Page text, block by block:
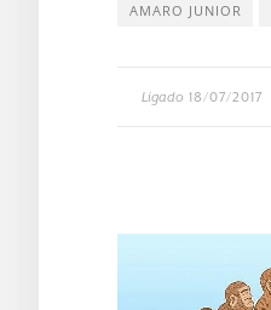
AMARO JUNIOR
Ligado 18/07/2017